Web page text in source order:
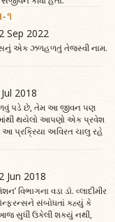
૧
Sep 2022
એક ઝળહળતું તેજસ્વી નામ.
2018
પડે છે, તેમ આ જીવન પણ
થયેલો આપણો એક પ્રવેશ
પ્રક્રિયા અવિરત ચાલુ રહે
Jun 2018
વિભાગના વડા ડૉ. વ્લાદીમીર
સંબોધતાં કહ્યું કે
સુધી ઉકેલી શક્યું નથી,